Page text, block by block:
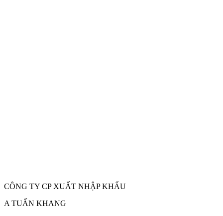
CÔNG TY CP XUẤT NHẬP KHẨU
A TUẤN KHANG